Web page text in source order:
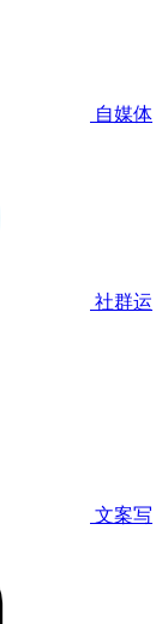
自媒体
社群运
文案写